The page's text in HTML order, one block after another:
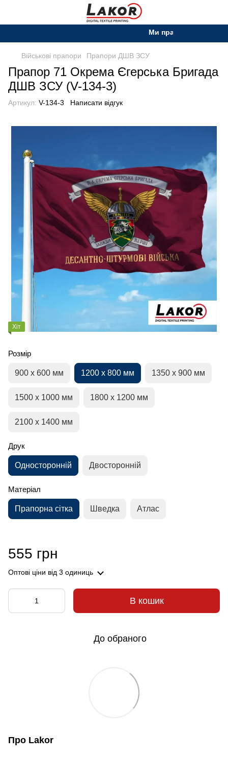
Ми працюємо. Все буде
Військові прапори Прапори ДШВ ЗСУ
Прапор 71 Окрема Єгерська Бригада
ДШВ ЗСУ (V-134-3)
Артикул: V-134-3 Написати відгук
Хіт
Розмір
900 х 600 мм 1200 х 800 мм 1350 х 900 мм
1500 х 1000 мм 1800 х 1200 мм
2100 х 1400 мм
Друк
Односторонній Двосторонній
Матеріал
Прапорна сітка Шведка Атлас
555 грн
Оптові ціни від 3 одиниць
В кошик
До обраного
Про Lakor